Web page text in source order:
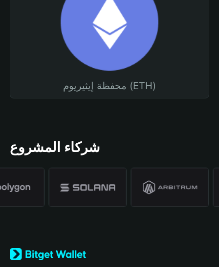
محفظة إيثيريوم (ETH)
شركاء المشروع